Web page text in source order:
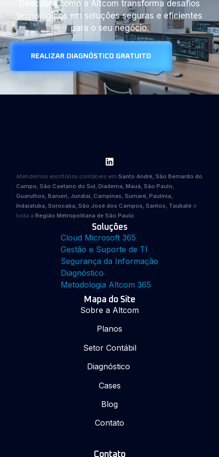
Descubra como a Altcom transforma desafios
tecnológicos em soluções seguras e eficientes
para o seu negócio.
REALIZAR DIAGNÓSTICO GRATUITO
Atendemos escritórios contábeis em Santo André, São Bernardo do
Campo, São Caetano do Sul, Diadema, Mauá, São Paulo,
Guarulhos, Barueri, Jundiaí, Campinas, Sumaré, Paulínia,
Indaiatuba, Sorocaba, São José dos Campos, Santos, Taubaté e
toda a Região Metropolitana de São Paulo.
Soluções
Cloud Microsoft 365
Gestão e Suporte de TI
Segurança da Informação
Diagnóstico
Metodologia Altcom 365
Mapa do Site
Sobre a Altcom
Planos
Setor Contábil
Diagnóstico
Cases
Blog
Contato
Contato